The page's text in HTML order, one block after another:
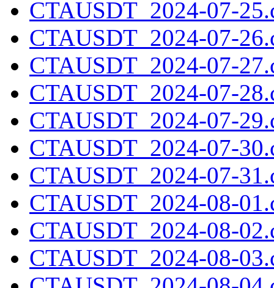
CTAUSDT_2024-07-
CTAUSDT_2024-07-
CTAUSDT_2024-07-
CTAUSDT_2024-07-
CTAUSDT_2024-07-
CTAUSDT_2024-07-
CTAUSDT_2024-07-
CTAUSDT_2024-08-
CTAUSDT_2024-08-
CTAUSDT_2024-08-